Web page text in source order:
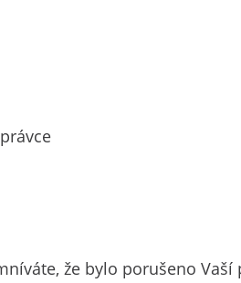
že bylo porušeno Vaší